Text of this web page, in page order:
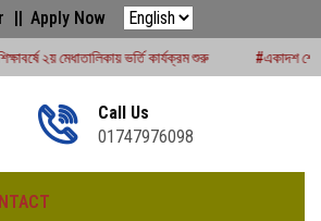
Apply Now
কার্যক্রম শুরু #একাদশ শ্রেণির বার্ষিক পরীক্ষার রুটিন
Call Us
01747976098